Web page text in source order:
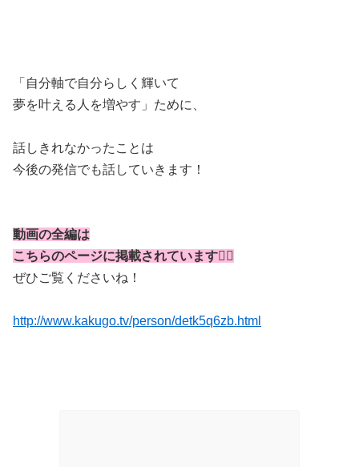
「自分軸で自分らしく輝いて
夢を叶える人を増やす」ために、
話しきれなかったことは
今後の発信でも話していきます！
動画の全編は
こちらのページに掲載されています👇🏻
ぜひご覧くださいね！
http://www.kakugo.tv/person/detk5q6zb.html